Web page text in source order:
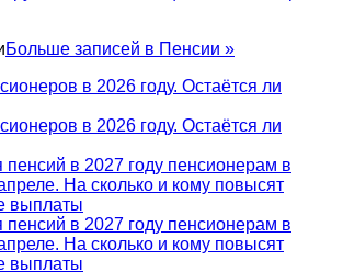
Больше записей в Пенсии »
в 2026 году. Остаётся ли
в 2026 году. Остаётся ли
пенсий в 2027 году пенсионерам в
На сколько и кому повысят
выплаты
пенсий в 2027 году пенсионерам в
На сколько и кому повысят
выплаты